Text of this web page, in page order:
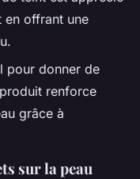
en offrant une
pour donner de
renforce
grâce à
sur la peau